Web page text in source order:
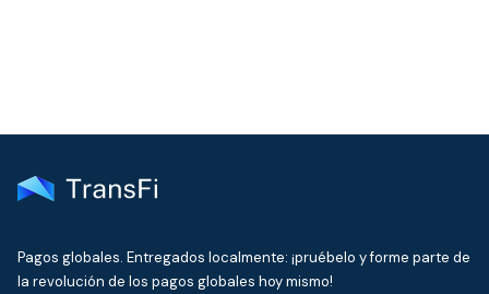
Pagos globales. Entregados localmente: ¡pruébelo y forme parte de
la revolución de los pagos globales hoy mismo!